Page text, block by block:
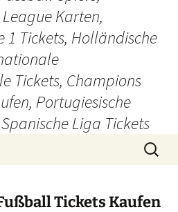
Karten,
1 Tickets, Holländische
Tickets, Champions
Portugiesische
Liga Tickets
Search
for:
Tickets Kaufen